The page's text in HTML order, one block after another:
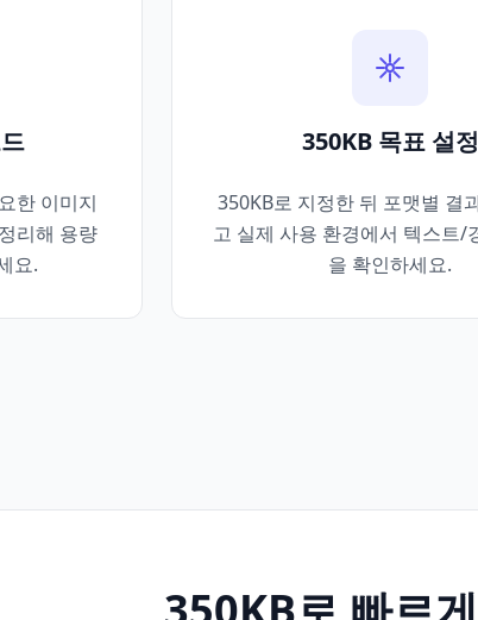
한 이미지
리해 용량
요.
350KB 목표 설정
350KB로 지정한 뒤 포맷별 결
고 실제 사용 환경에서 텍스트/
을 확인하세요.